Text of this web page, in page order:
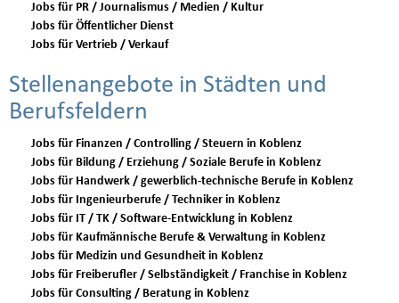
Jobs für PR / Journalismus / Medien / Kultur
Jobs für Öffentlicher Dienst
Jobs für Vertrieb / Verkauf
Stellenangebote in Städten und
Berufsfeldern
Jobs für Finanzen / Controlling / Steuern in Koblenz
Jobs für Bildung / Erziehung / Soziale Berufe in Koblenz
Jobs für Handwerk / gewerblich-technische Berufe in Koblenz
Jobs für Ingenieurberufe / Techniker in Koblenz
Jobs für IT / TK / Software-Entwicklung in Koblenz
Jobs für Kaufmännische Berufe & Verwaltung in Koblenz
Jobs für Medizin und Gesundheit in Koblenz
Jobs für Freiberufler / Selbständigkeit / Franchise in Koblenz
Jobs für Consulting / Beratung in Koblenz